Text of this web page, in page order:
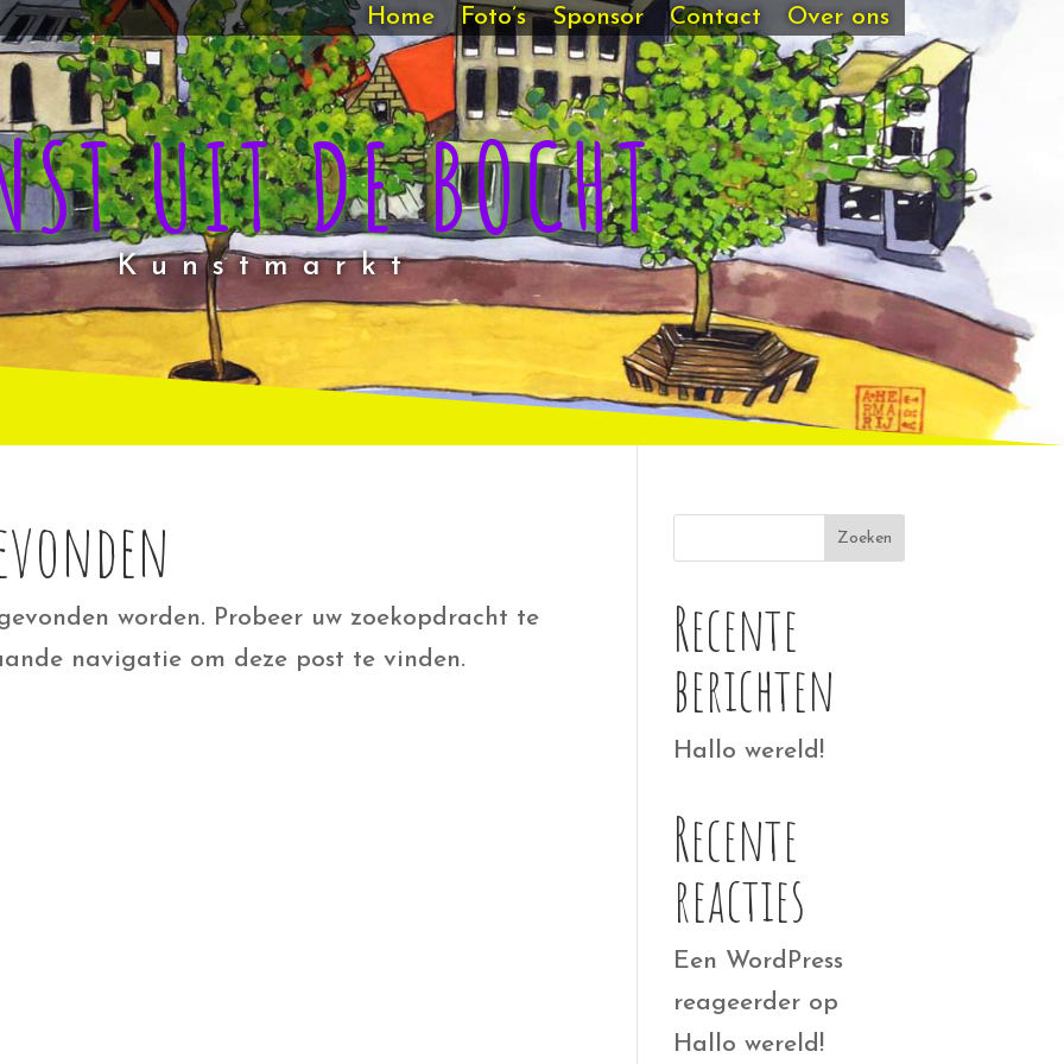
Home Foto’s Sponsor Contact Over ons
UIT DE BOCHT
Kunstmarkt
worden. Probeer uw zoekopdracht te
navigatie om deze post te vinden.
Zoeken
Recente
berichten
Hallo wereld!
Recente
reacties
Een WordPress
reageerder op
Hallo wereld!